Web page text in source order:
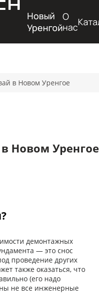
Новый
Уренгой
О
нас
в Новом Уренгое
Новом Уренгое
демонтажных
— это снос
проведение других
также оказаться, что
(его надо
не все инженерные